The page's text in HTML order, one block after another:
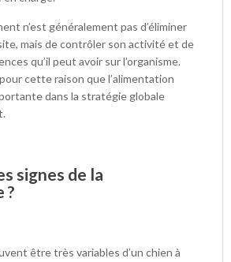
n’est généralement pas d’éliminer
mais de contrôler son activité et de
qu’il peut avoir sur l’organisme.
cette raison que l’alimentation
dans la stratégie globale
signes de la
?
être très variables d’un chien à